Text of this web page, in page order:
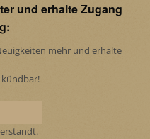
und erhalte Zugang
mehr und erhalte
kündbar!